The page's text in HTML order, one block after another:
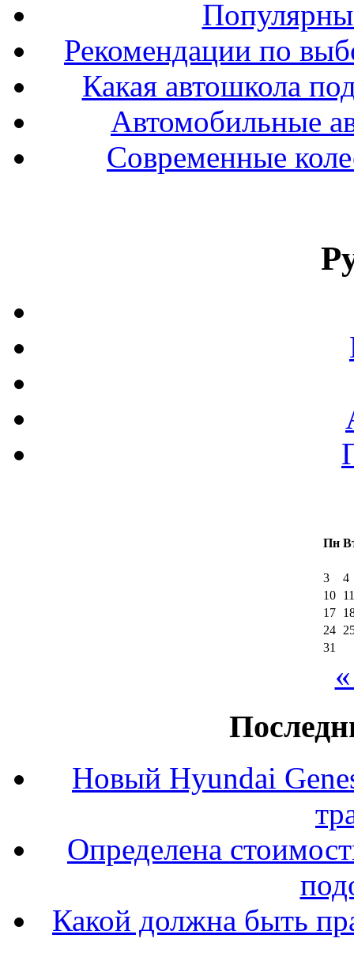
Рекомендации по
Какая автошкола
Автомобильные
Современные
Пн
3
4
10
11
17
24
31
Новый Hyundai
Определена
Какой должна быть